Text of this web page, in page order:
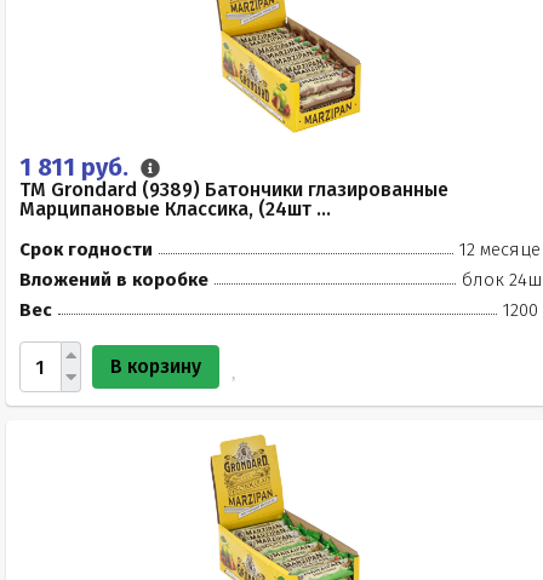
1 811 руб.
TM Grondard (9389) Батончики глазированные
Марципановые Классика, (24шт ...
Срок годности
12
Вложений в коробке
блок
Вес
1200
В корзину